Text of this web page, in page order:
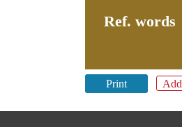
Ref. words
Print